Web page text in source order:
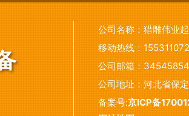
公司名称： 猎雕伟业
移动热线：
公司邮箱：
公司地址： 河北省保
备案号:京ICP备